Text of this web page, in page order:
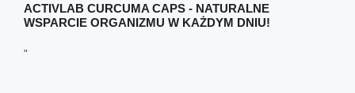
ACTIVLAB CURCUMA CAPS - NATURALNE
WSPARCIE ORGANIZMU W KAŻDYM DNIU!
"